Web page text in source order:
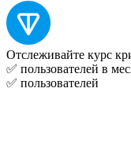
Отслеживайте курс
✅ пользователей в
✅ пользователей